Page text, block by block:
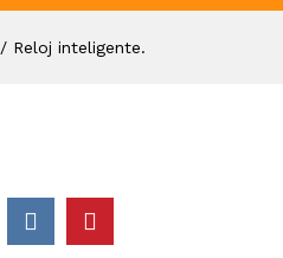
/ Reloj inteligente.